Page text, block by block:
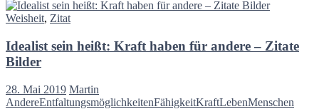
Weisheit, Zitat
Idealist sein heißt: Kraft haben für andere – Zitate
Bilder
28. Mai 2019 Martin
AndereEntfaltungsmöglichkeitenFähigkeitKraftLebenMenschen